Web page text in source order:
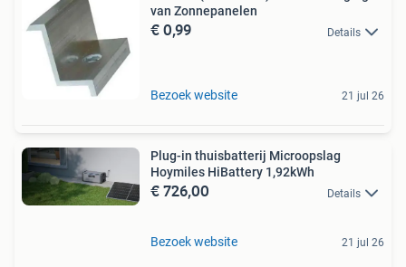
van Zonnepanelen
€ 0,99 Details
Bezoek website 21 jul 26
Plug-in thuisbatterij Microopslag
Hoymiles HiBattery 1,92kWh
€ 726,00 Details
Bezoek website 21 jul 26